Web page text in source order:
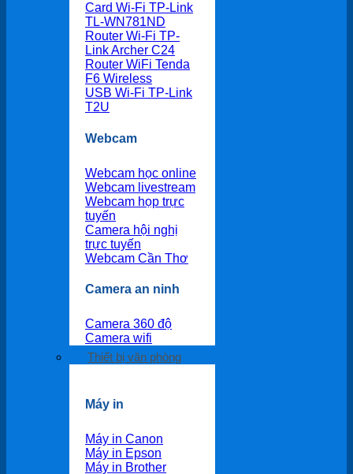
Card Wi-Fi TP-Link
TL-WN781ND
Router Wi-Fi TP-
Link Archer C24
Router WiFi Tenda
F6 Wireless
USB Wi-Fi TP-Link
T2U
Webcam
Webcam học online
Webcam livestream
Webcam họp trực
tuyến
Camera hội nghị
trực tuyến
Webcam Cần Thơ
Camera an ninh
Camera 360 độ
Camera wifi
Thiết bị văn phòng
Máy in
Máy in Canon
Máy in Epson
Máy in Brother